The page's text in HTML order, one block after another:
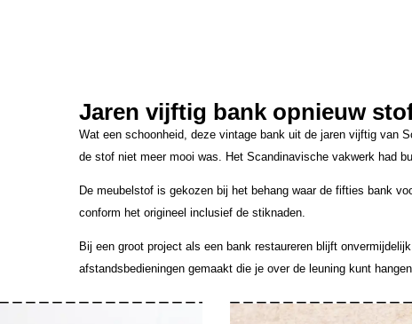
Jaren vijftig bank opnieuw
Wat een schoonheid, deze vintage bank uit de jaren vijftig van
de stof niet meer mooi was. Het Scandinavische vakwerk had
De meubelstof is gekozen bij het behang waar de fifties bank
conform het origineel inclusief de stiknaden.
Bij een groot project als een bank restaureren blijft
afstandsbedieningen gemaakt die je over de leuning kunt hangen.